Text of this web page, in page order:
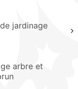
jardinage
arbre et